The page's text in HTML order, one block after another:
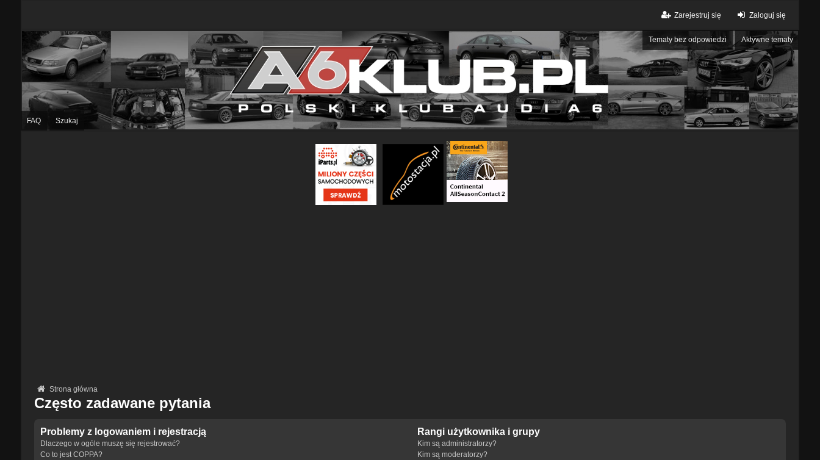
Zaloguj się
Zarejestruj się
Tematy bez odpowiedzi Aktywne tematy
FAQ Szukaj
Strona główna
Często zadawane pytania
Problemy z logowaniem i rejestracją
Dlaczego w ogóle muszę się rejestrować?
Co to jest COPPA?
Rangi użytkownika i grupy
Kim są administratorzy?
Kim są moderatorzy?